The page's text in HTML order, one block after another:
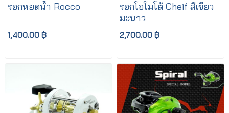
รอกหยดน้ำ Rocco
1,400.00 ฿
รอกโอโมโต้ Cheif สีเขียว
มะนาว
2,700.00 ฿